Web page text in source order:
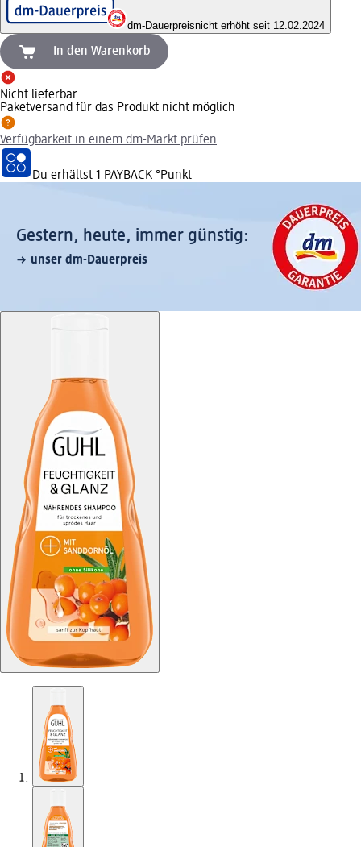
dm-Dauerpreisnicht erhöht seit 12.02.2024
In den Warenkorb
Nicht lieferbar
Paketversand für das Produkt nicht möglich
Verfügbarkeit in einem dm-Markt prüfen
Du erhältst 1 PAYBACK °Punkt
Gestern, heute, immer günstig:
unser dm-Dauerpreis